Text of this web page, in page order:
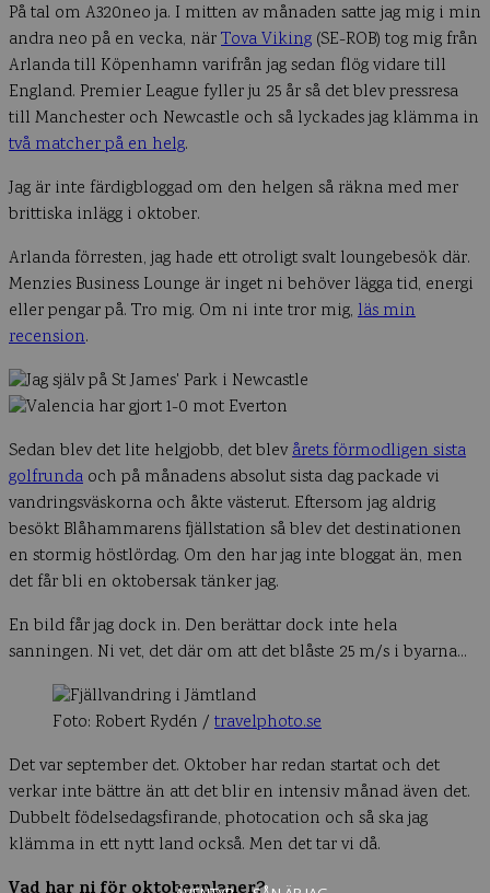
På tal om A320neo ja. I mitten av månaden satte jag mig i min
andra neo på en vecka, närTova Viking (SE-ROB) tog mig från
Arlanda till Köpenhamn varifrån jag sedan flög vidare till
England. Premier League fyller ju 25 år så det blev pressresa
till Manchester och Newcastle och så lyckades jag klämma in
två matcher på en helg.
Jag är inte färdigbloggad om den helgen så räkna med mer
brittiska inlägg i oktober.
Arlanda förresten, jag hade ett otroligt svalt loungebesök där.
Menzies Business Lounge är inget ni behöver lägga tid, energi
eller pengar på. Tro mig. Om ni inte tror mig, läs min
recension.
Sedan blev det lite helgjobb, det blevårets förmodligen sista
golfrunda och på månadens absolut sista dag packade vi
vandringsväskorna och åkte västerut. Eftersom jag aldrig
besökt Blåhammarens fjällstation så blev det destinationen
en stormig höstlördag. Om den har jag inte bloggat än, men
det får bli en oktobersak tänker jag.
En bild får jag dock in. Den berättar dock inte hela
sanningen. Ni vet, det där om att det blåste 25 m/s i byarna…
Foto: Robert Rydén / travelphoto.se
Det var september det. Oktober har redan startat och det
verkar inte bättre än att det blir en intensiv månad även det.
Dubbelt födelsedagsfirande, photocation och så ska jag
klämma in ett nytt land också. Men det tar vi då.